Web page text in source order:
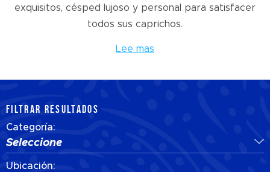
exquisitos, césped lujoso y personal para satisfacer
todos sus caprichos.
Lee mas
FILTRAR RESULTADOS
Categoría:
Seleccione
Ubicación: